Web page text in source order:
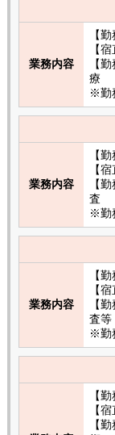
業務内容
【
【
【
※
業務内容
【
【
【
※
業務内容
【
【
【
査
※
【
【
【